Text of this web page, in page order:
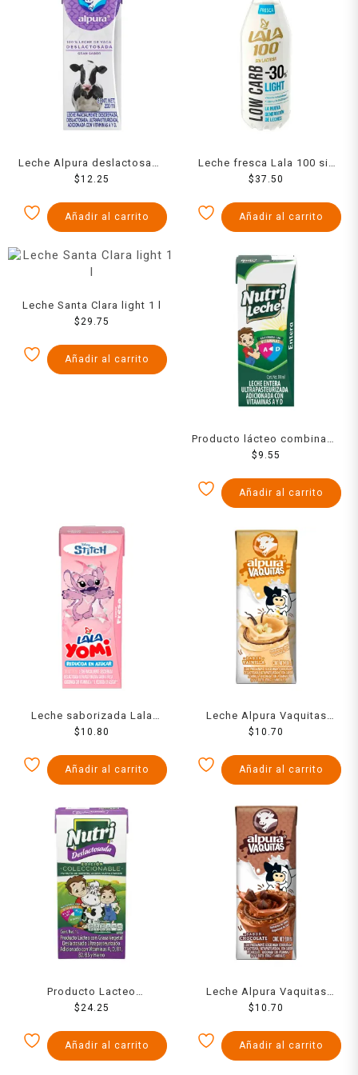
Leche Alpura deslactosada
200 ml
$12.25
Añadir al carrito
Leche fresca Lala 100 sin
lactosa light low carb 1 l
$ 37.50
Añadir al carrito
Leche Santa Clara light 1 l
$ 29.75
Añadir al carrito
Producto lácteo combinado
Nutri entera 190 ml
$ 9.55
Añadir al carrito
Leche saborizada Lala
Yomi fresa 180 ml
$10.80
Añadir al carrito
Leche Alpura Vaquitas
sabor vainilla 200 ml
$10.70
Añadir al carrito
Producto Lacteo
Combinado Nutri
$24.25
Añadir al carrito
Leche Alpura Vaquitas
sabor chocolate 200 ml
$10.70
Añadir al carrito